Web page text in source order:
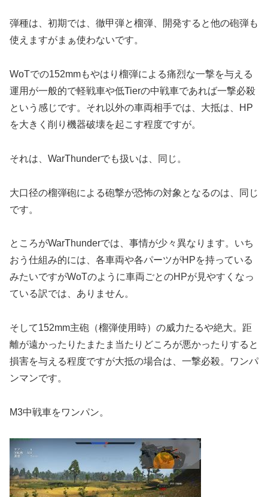
弾種は、初期では、徹甲弾と榴弾、開発すると他の砲弾も
使えますがまぁ使わないです。
WoTでの152mmもやはり榴弾による痛烈な一撃を与える
運用が一般的で軽戦車や低Tierの中戦車であれば一撃必殺
という感じです。それ以外の車両相手では、大抵は、HP
を大きく削り機器破壊を起こす程度ですが。
それは、WarThunderでも扱いは、同じ。
大口径の榴弾砲による砲撃が恐怖の対象となるのは、同じ
です。
ところがWarThunderでは、事情が少々異なります。いち
おう仕組み的には、各車両や各パーツがHPを持っている
みたいですがWoTのように車両ごとのHPが見やすくなっ
ている訳では、ありません。
そして152mm主砲（榴弾使用時）の威力たるや絶大。距
離が遠かったりたまたま当たりどころが悪かったりすると
損害を与える程度ですが大抵の場合は、一撃必殺。ワンパ
ンマンです。
M3中戦車をワンパン。